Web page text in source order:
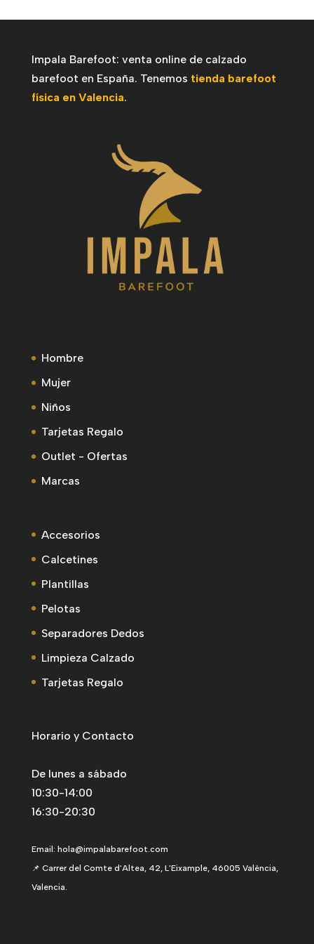
Impala Barefoot: venta online de calzado
barefoot en España. Tenemos tienda barefoot
física en Valencia.
Hombre
Mujer
Niños
Tarjetas Regalo
Outlet - Ofertas
Marcas
Accesorios
Calcetines
Plantillas
Pelotas
Separadores Dedos
Limpieza Calzado
Tarjetas Regalo
Horario y Contacto
De lunes a sábado
10:30-14:00
16:30-20:30
Email: hola@impalabarefoot.com
📌 Carrer del Comte d'Altea, 42, L'Eixample, 46005 València,
Valencia.